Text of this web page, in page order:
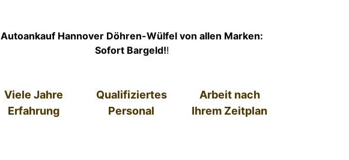
Autoankauf Hannover Döhren-Wülfel von allen Marken:
Sofort Bargeld!!
Viele Jahre
Erfahrung
Qualifiziertes
Personal
Arbeit nach
Ihrem Zeitplan